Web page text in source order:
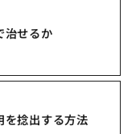
治せるか
を捻出する方法